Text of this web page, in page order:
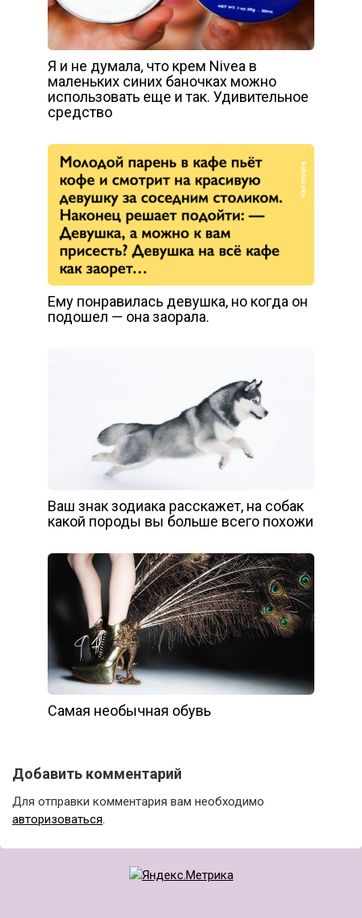
Я и не думала, что крем Nivea в
маленьких синих баночках можно
использовать еще и так. Удивительное
средство
Ему понравилась девушка, но когда он
подошел — она заорала.
Ваш знак зодиака расскажет, на собак
какой породы вы больше всего похожи
Самая необычная обувь
Добавить комментарий
Для отправки комментария вам необходимо
авторизоваться.